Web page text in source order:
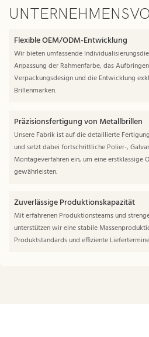
Flexible OEM/ODM-Entwicklung
Wir bieten umfassende
Anpassung der Rahmenfarbe, das
Verpackungsdesign und die Entwicklung
Brillenmarken.
Präzisionsfertigung von Metallbrillen
Unsere Fabrik ist auf die detaillierte
und setzt dabei fortschrittliche Polier-,
Montageverfahren ein, um eine erstklassige
gewährleisten.
Zuverlässige Produktionskapazität
Mit erfahrenen Produktionsteams und
unterstützen wir eine stabile
Produktstandards und effiziente